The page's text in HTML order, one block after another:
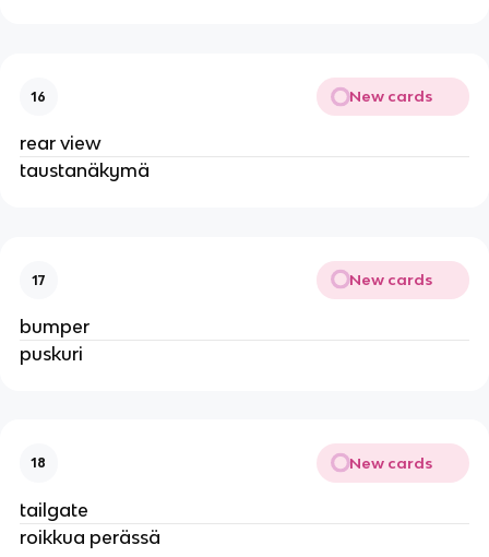
16 New cards
rear view
taustanäkymä
17 New cards
bumper
puskuri
18 New cards
tailgate
roikkua perässä